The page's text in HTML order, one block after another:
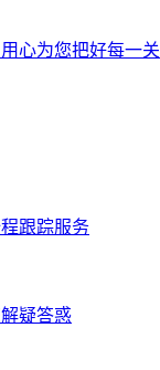
心为您把好每一关
跟踪服务
疑答惑